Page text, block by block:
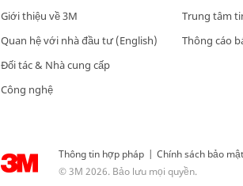
Giới thiệu về 3M
Quan hệ với nhà đầu tư (English)
Đối tác & Nhà cung cấp
Công nghệ
Trung tâm
Thông cáo
Thông tin hợp pháp | Chính sách bảo mật
© 3M 2026. Bảo lưu mọi quyền.